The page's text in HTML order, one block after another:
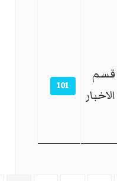
قسم
الاخبار
101